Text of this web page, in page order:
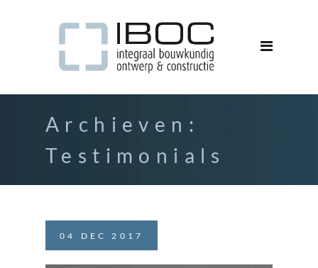
Archieven:
Testimonials
04 DEC 2017